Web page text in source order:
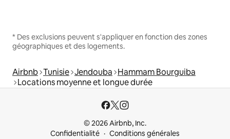
* Des exclusions peuvent s'appliquer en fonction des zones
géographiques et des logements.
Airbnb Tunisie Jendouba Hammam Bourguiba
Locations moyenne et longue durée
© 2026 Airbnb, Inc.
Confidentialité
Conditions générales